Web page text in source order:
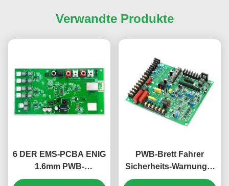
Verwandte Produkte
6 DER EMS-PCBA ENIG
1.6mm PWB-
Komponenten-
PWB-Brett Fahrer
Sicherheits-Warnungs-
Rauchmelder PWBs